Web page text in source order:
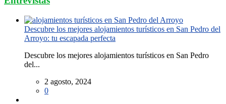
Descubre los mejores alojamientos turísticos en San Pedro del
Arroyo: tu escapada perfecta
Descubre los mejores alojamientos turísticos en San Pedro
del...
2 agosto, 2024
0